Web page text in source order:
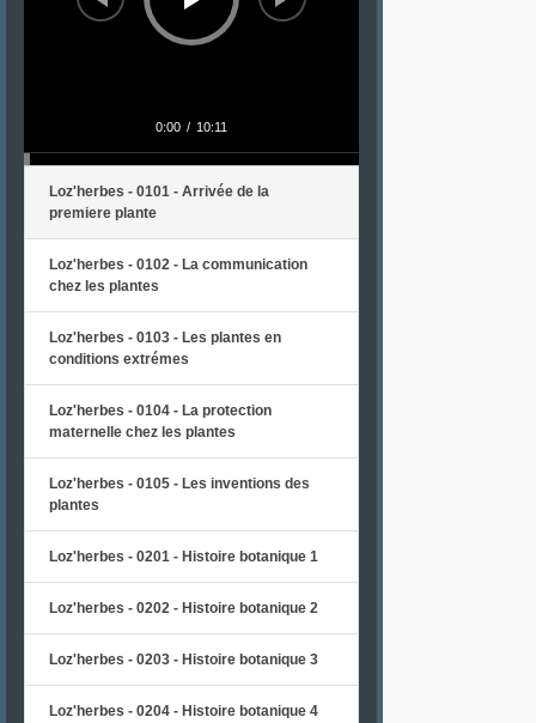
0:00 / 10:11
Loz'herbes - 0101 - Arrivée de la
premiere plante
Loz'herbes - 0102 - La communication
chez les plantes
Loz'herbes - 0103 - Les plantes en
conditions extrémes
Loz'herbes - 0104 - La protection
maternelle chez les plantes
Loz'herbes - 0105 - Les inventions des
plantes
Loz'herbes - 0201 - Histoire botanique 1
Loz'herbes - 0202 - Histoire botanique 2
Loz'herbes - 0203 - Histoire botanique 3
Loz'herbes - 0204 - Histoire botanique 4